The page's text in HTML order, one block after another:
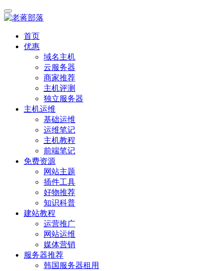
首页
优惠
域名主机
云服务器
商家推荐
主机评测
独立服务器
主机运维
基础运维
运维笔记
主机教程
前端笔记
免费资源
网站主题
插件工具
好物推荐
知识科普
建站教程
运营推广
网站运维
媒体营销
服务器推荐
韩国服务器租用